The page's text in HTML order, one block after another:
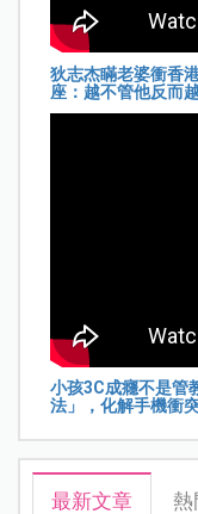
狄志杰瞞老婆衝香
座：越不管他反而
小孩3C成癮不是管
法」，化解手機衝
最新文章 熱